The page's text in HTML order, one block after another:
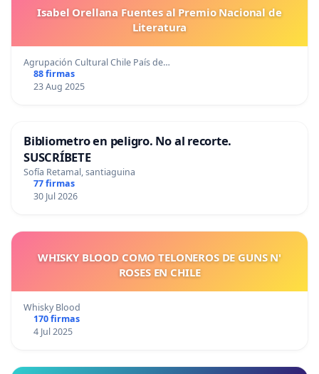
Isabel Orellana Fuentes al Premio Nacional de
Literatura
Agrupación Cultural Chile País de…
88 firmas
23 Aug 2025
Bibliometro en peligro. No al recorte.
SUSCRÍBETE
Sofía Retamal, santiaguina
77 firmas
30 Jul 2026
WHISKY BLOOD COMO TELONEROS DE GUNS N'
ROSES EN CHILE
Whisky Blood
170 firmas
4 Jul 2025